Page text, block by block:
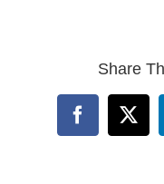
Share
Facebook
X